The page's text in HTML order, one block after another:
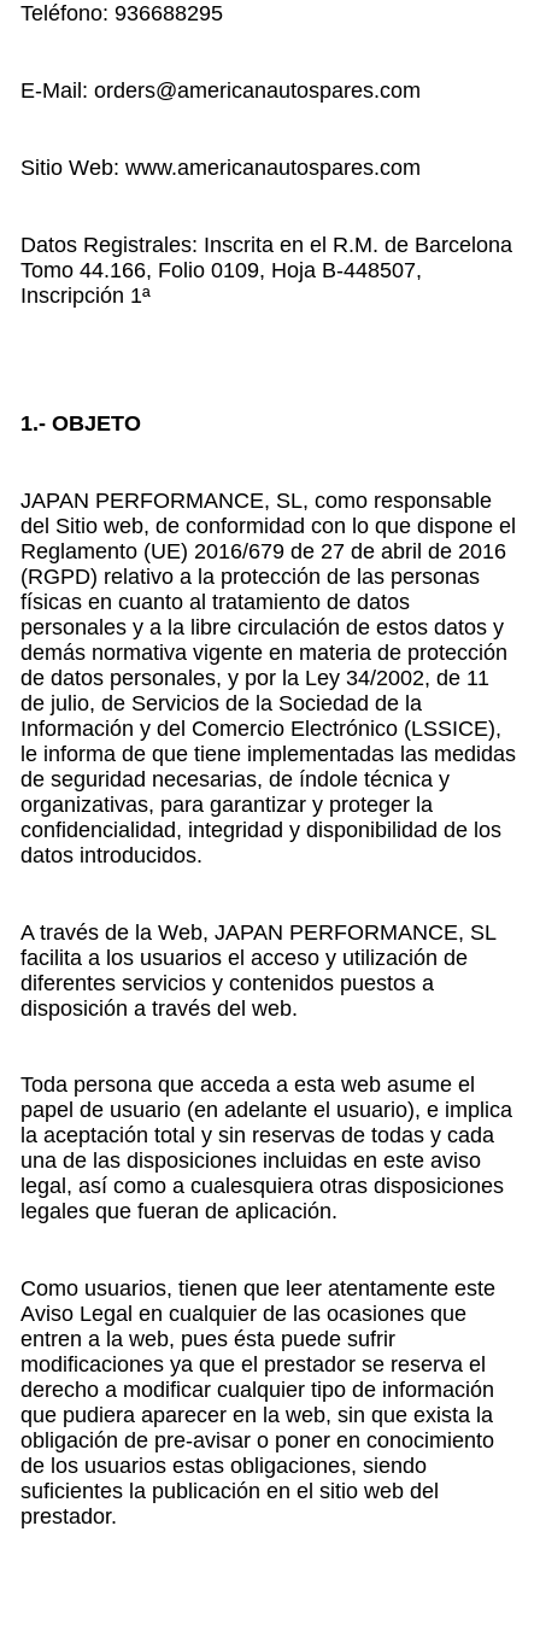
Teléfono: 936688295
E-Mail: orders@americanautospares.com
Sitio Web: www.americanautospares.com
Datos Registrales: Inscrita en el R.M. de Barcelona
Tomo 44.166, Folio 0109, Hoja B-448507,
Inscripción 1ª
1.- OBJETO
JAPAN PERFORMANCE, SL, como responsable
del Sitio web, de conformidad con lo que dispone el
Reglamento (UE) 2016/679 de 27 de abril de 2016
(RGPD) relativo a la protección de las personas
físicas en cuanto al tratamiento de datos
personales y a la libre circulación de estos datos y
demás normativa vigente en materia de protección
de datos personales, y por la Ley 34/2002, de 11
de julio, de Servicios de la Sociedad de la
Información y del Comercio Electrónico (LSSICE),
le informa de que tiene implementadas las medidas
de seguridad necesarias, de índole técnica y
organizativas, para garantizar y proteger la
confidencialidad, integridad y disponibilidad de los
datos introducidos.
A través de la Web, JAPAN PERFORMANCE, SL
facilita a los usuarios el acceso y utilización de
diferentes servicios y contenidos puestos a
disposición a través del web.
Toda persona que acceda a esta web asume el
papel de usuario (en adelante el usuario), e implica
la aceptación total y sin reservas de todas y cada
una de las disposiciones incluidas en este aviso
legal, así como a cualesquiera otras disposiciones
legales que fueran de aplicación.
Como usuarios, tienen que leer atentamente este
Aviso Legal en cualquier de las ocasiones que
entren a la web, pues ésta puede sufrir
modificaciones ya que el prestador se reserva el
derecho a modificar cualquier tipo de información
que pudiera aparecer en la web, sin que exista la
obligación de pre-avisar o poner en conocimiento
de los usuarios estas obligaciones, siendo
suficientes la publicación en el sitio web del
prestador.